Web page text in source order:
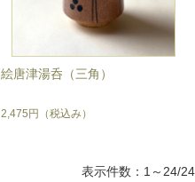
絵唐津湯呑（三角）
2,475円 （税込み）
表示件数：1～24/24